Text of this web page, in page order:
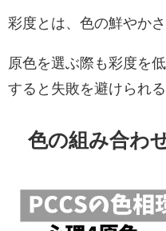
彩度とは、色の鮮やか
原色を選ぶ際も彩度を
すると失敗を避けられ
色の組み合わ